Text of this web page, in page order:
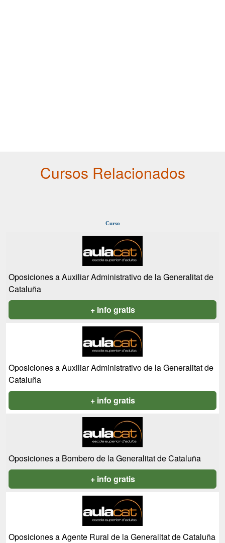
Cursos Relacionados
Curso
Oposiciones a Auxiliar Administrativo de la Generalitat de
Cataluña
+ info gratis
Oposiciones a Auxiliar Administrativo de la Generalitat de
Cataluña
+ info gratis
Oposiciones a Bombero de la Generalitat de Cataluña
+ info gratis
Oposiciones a Agente Rural de la Generalitat de Cataluña